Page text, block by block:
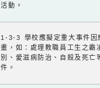
活動。
1-3-3 學校應擬定重大事件因
畫，如：處理教職員工生之霸
別、愛滋病防治、自殺及死亡
件。